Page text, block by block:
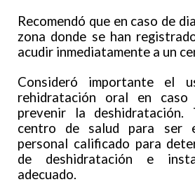
Recomendó que en caso de
zona donde se han
acudir inmediatamente a un
Consideró importante el
rehidratación oral en
prevenir la
centro de salud para ser
personal calificado para
de deshidratación e
adecuado.